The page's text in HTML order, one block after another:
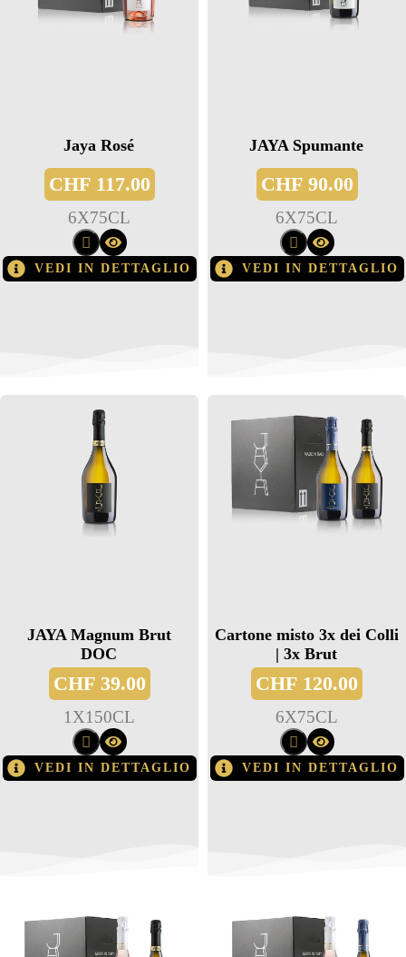
Jaya Rosé
CHF117.00
6X75CL
VEDI IN DETTAGLIO
JAYA Spumante
CHF90.00
6X75CL
VEDI IN DETTAGLIO
JAYA Magnum Brut
DOC
CHF39.00
1 X150CL
VEDI IN DETTAGLIO
Cartone misto 3x dei Colli
| 3x Brut
CHF 120.00
6X75CL
VEDI IN DETTAGLIO